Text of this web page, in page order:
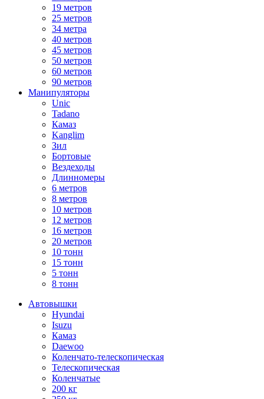
19 метров
25 метров
34 метра
40 метров
45 метров
50 метров
60 метров
90 метров
Манипуляторы
Unic
Tadano
Камаз
Kanglim
Зил
Бортовые
Вездеходы
Длинномеры
6 метров
8 метров
10 метров
12 метров
16 метров
20 метров
10 тонн
15 тонн
5 тонн
8 тонн
Автовышки
Hyundai
Isuzu
Камаз
Daewoo
Коленчато-телескопическая
Телескопическая
Коленчатые
200 кг